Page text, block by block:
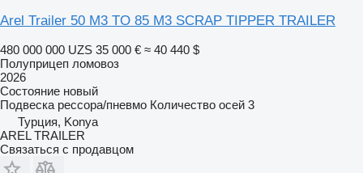
Arel Trailer 50 M3 TO 85 M3 SCRAP TIPPER TRAILER
480 000 000 UZS 35 000 € ≈ 40 440 $
Полуприцеп ломовоз
2026
Состояние новый
Подвеска рессора/пневмо Количество осей 3
Турция, Konya
AREL TRAILER
Связаться с продавцом